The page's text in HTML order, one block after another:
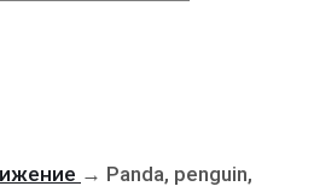
→ Panda, penguin,